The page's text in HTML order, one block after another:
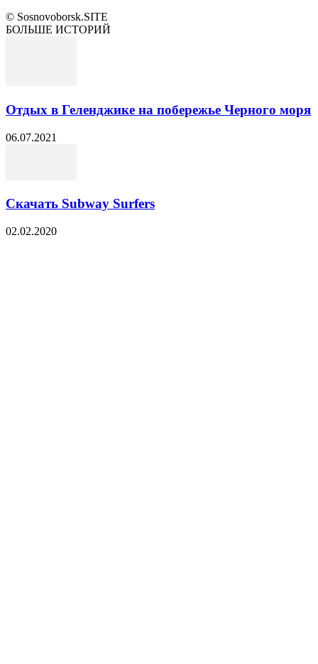
© Sosnovoborsk.SITE
БОЛЬШЕ ИСТОРИЙ
Отдых в Геленджике на побережье Черного моря
06.07.2021
Скачать Subway Surfers
02.02.2020